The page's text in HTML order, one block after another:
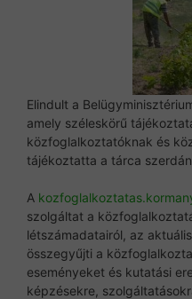
Elindult a
amely széleskörű
közfoglalkoztatóknak és
tájékoztatta a tárca
A
szolgáltat a
létszámadatairól, az
összegyűjti a
eseményeket és kutatási
képzésekre,